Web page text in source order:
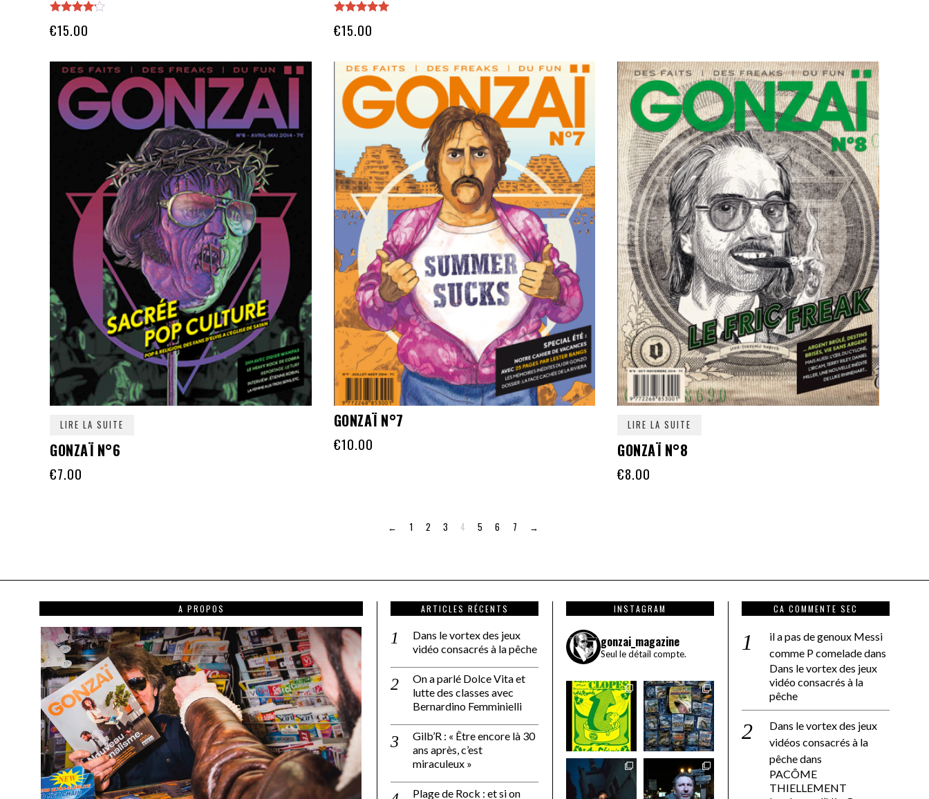
4.00
€15.00
5.00
€15.00
LIRE LA SUITE
GONZAÏ N°6
€7.00
GONZAÏ N°7
€10.00
LIRE LA SUITE
GONZAÏ N°8
€8.00
← 1 2 3 4 5 6 7 →
A PROPOS ARTICLES RÉCENTS
Dans le vortex des jeux
vidéo consacrés à la pêche
On a parlé Dolce Vita et
lutte des classes avec
Bernardino Femminielli
Gilb’R : « Être encore là 30
ans après, c’est
miraculeux »
Plage de Rock : et si on
INSTAGRAM
gonzai_magazine
Seul le détail compte.
CA COMMENTE SEC
il a pas de genoux Messi
comme P comeladedans
Dans le vortex des jeux
vidéo consacrés à la
pêche
Dans le vortex des jeux
vidéos consacrés à la
pêchedans
PACÔME
THIELLEMENT